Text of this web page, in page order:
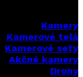
Kamery
Kamerové telá
Kamerové sety
Akčné kamery
Drony